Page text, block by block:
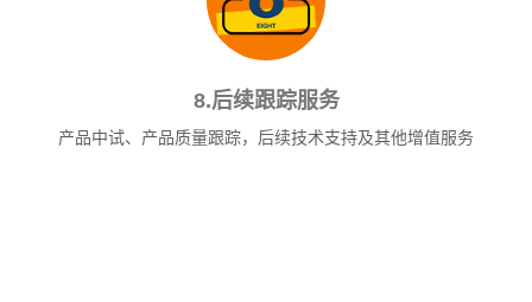
8.后续跟踪服务
产品中试、产品质量跟踪，后续技术支持及其他增值服务